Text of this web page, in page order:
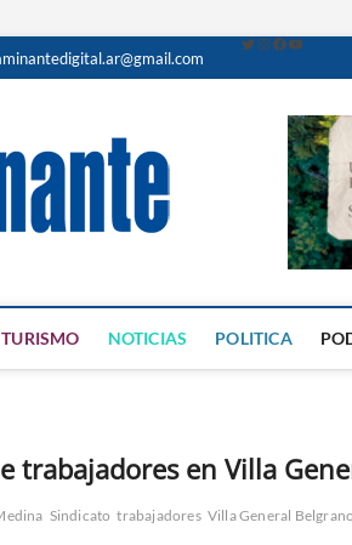
PERIÓDICO DIGITAL
TURISMO NOTICIAS POLITICA
trabajadores en Villa
Sindicato trabajadores Villa General Belgrano